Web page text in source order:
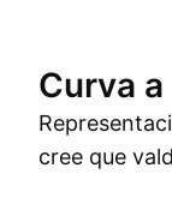
Curva a
cree que